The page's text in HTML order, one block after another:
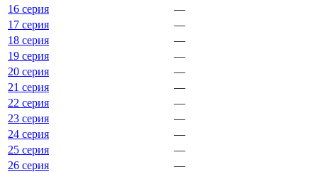
16 серия
—
17 серия
—
18 серия
—
19 серия
—
20 серия
—
21 серия
—
22 серия
—
23 серия
—
24 серия
—
25 серия
—
26 серия
—